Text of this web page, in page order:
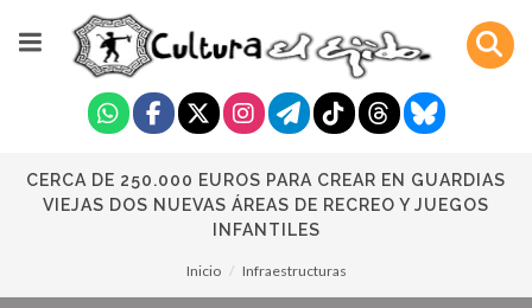
CERCA DE 250.000 EUROS PARA CREAR EN GUARDIAS
VIEJAS DOS NUEVAS ÁREAS DE RECREO Y JUEGOS
INFANTILES
Inicio Infraestructuras